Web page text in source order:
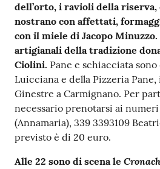
dell’orto, i ravioli della
nostrano con affettati,
con il miele di Jacopo
artigianali della tradizione
Ciolini. Pane e schiacciata
Luicciana e della Pizzeria
Ginestre a Carmignano. Per
necessario prenotarsi ai numeri
(Annamaria), 339 3393109
previsto è di 20 euro.
Alle 22 sono di scena le